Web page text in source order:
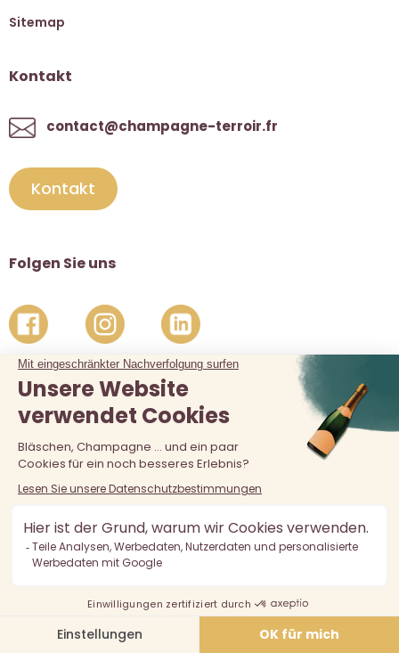
Sitemap
Kontakt
contact@champagne-terroir.fr
Kontakt
Folgen Sie uns
Der Verkauf von Alkohol an unter 18-Jährige ist verboten.
Alkoholmissbrauch ist gefährlich für die Gesundheit, in